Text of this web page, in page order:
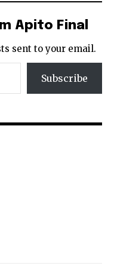
Apito Final
sent to your email.
Subscribe